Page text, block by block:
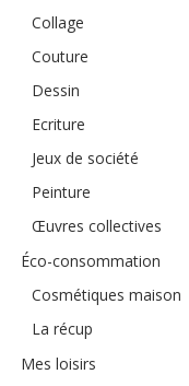
Collage
Couture
Dessin
Ecriture
Jeux de société
Peinture
Œuvres collectives
Éco-consommation
Cosmétiques maison
La récup
Mes loisirs